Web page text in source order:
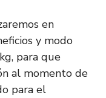
en
y modo
para que
al momento de
para el